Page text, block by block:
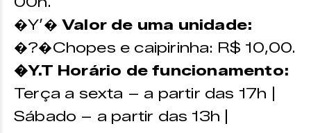
�Y’� Valor de uma unidade:
�?�Chopes e caipirinha: R$ 10,00.
�Y.T Horário de funcionamento:
Terça a sexta – a partir das 17h |
Sábado – a partir das 13h |